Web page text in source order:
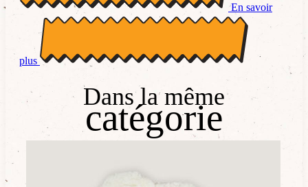
En savoir
plus
Dans la même
catégorie